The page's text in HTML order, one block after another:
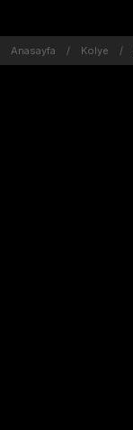
Anasayfa Kolye